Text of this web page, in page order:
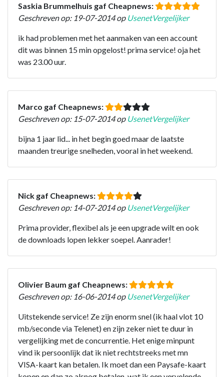
Saskia Brummelhuis gaf Cheapnews:
Geschreven op: 19-07-2014 op UsenetVergelijker
ik had problemen met het aanmaken van een account
dit was binnen 15 min opgelost! prima service! oja het
was 23.00 uur.
Marco gaf Cheapnews:
Geschreven op: 15-07-2014 op UsenetVergelijker
bijna 1 jaar lid... in het begin goed maar de laatste
maanden treurige snelheden, vooral in het weekend.
Nick gaf Cheapnews:
Geschreven op: 14-07-2014 op UsenetVergelijker
Prima provider, flexibel als je een upgrade wilt en ook
de downloads lopen lekker soepel. Aanrader!
Olivier Baum gaf Cheapnews:
Geschreven op: 16-06-2014 op UsenetVergelijker
Uitstekende service! Ze zijn enorm snel (ik haal vlot 10
mb/seconde via Telenet) en zijn zeker niet te duur in
vergelijking met de concurrentie. Het enige minpunt
vind ik persoonlijk dat ik niet rechtstreeks met mn
VISA-kaart kan betalen. Ik moet dan een Paysafe-kaart